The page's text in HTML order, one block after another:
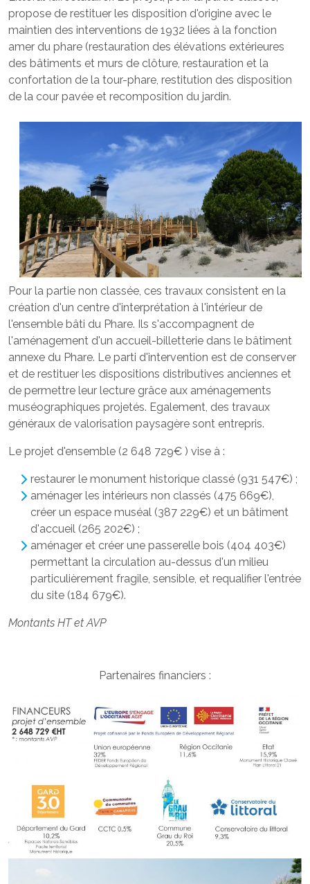
propose de restituer les disposition d'origine avec le
maintien des interventions de 1932 liées à la fonction
amer du phare (restauration des élévations extérieures
des bâtiments et murs de clôture, restauration et la
confortation de la tour-phare, restitution des disposition
de la cour pavée et recomposition du jardin.
Pour la partie non classée, ces travaux consistent en la
création d'un centre d'interprétation à l'intérieur de
l'ensemble bâti du Phare. Ils s'accompagnent de
l'aménagement d'un accueil-billetterie dans le bâtiment
annexe du Phare. Le parti d'intervention est de conserver
et de restituer les dispositions distributives anciennes et
de permettre leur lecture grâce aux aménagements
muséographiques projetés. Egalement, des travaux
généraux de valorisation paysagère sont entrepris.
Le projet d'ensemble (2 648 729€ ) vise à :
restaurer le monument historique classé (931 547€) ;
aménager les intérieurs non classés (475 669€),
créer un espace muséal (387 229€) et un bâtiment
d'accueil (265 202€) ;
aménager et créer une passerelle bois (404 403€)
permettant la circulation au-dessus d'un milieu
particulièrement fragile, sensible, et requalifier l'entrée
du site (184 679€).
Montants HT et AVP
Partenaires financiers :